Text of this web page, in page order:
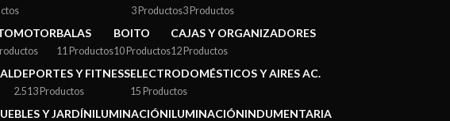
3 Productos3 Productos
BALAS
11 Productos
BOITO
10 Productos
CAJAS Y ORGANIZADORES
12 Productos
DEPORTES Y FITNESS
2.513 Productos
ELECTRODOMÉSTICOS Y AIRES AC.
15 Productos
Y JARDÍNILUMINACIÓNILUMINACIÓNINDUMENTARIA